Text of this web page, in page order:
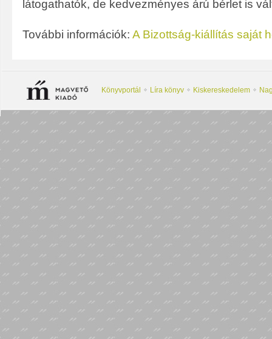
látogathatók, de kedvezményes árú bérlet is
További információk: A Bizottság-kiállítás saját
Könyvportál Líra könyv Kiskereskedelem